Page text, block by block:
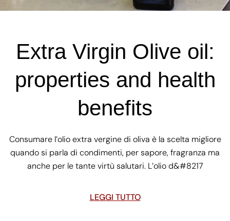
Extra Virgin Olive oil:
properties and health
benefits
Consumare l’olio extra vergine di oliva è la scelta migliore
quando si parla di condimenti, per sapore, fragranza ma
anche per le tante virtù salutari. L’olio d&#8217
LEGGI TUTTO